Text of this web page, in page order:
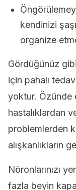
kendinizi
organize
Gördüğünüz
için pahalı
yoktur. Özünde
hastalıklardan
problemlerden
alışkanlıkların
Nöronlarınızı
fazla beyin